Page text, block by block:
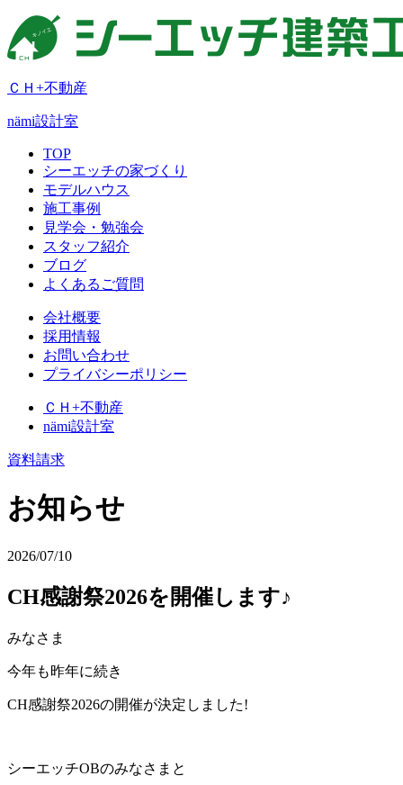
ＣＨ+不動産
nämi設計室
TOP
シーエッチの家づくり
モデルハウス
施工事例
見学会・勉強会
スタッフ紹介
ブログ
よくあるご質問
会社概要
採用情報
お問い合わせ
プライバシーポリシー
ＣＨ+不動産
nämi設計室
資料請求
お知らせ
2026/07/10
CH感謝祭2026を開催します♪
みなさま
今年も昨年に続き
CH感謝祭2026の開催が決定しました!
シーエッチOBのみなさまと